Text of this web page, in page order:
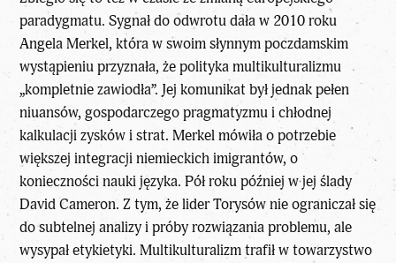
paradygmatu. Sygnał do odwrotu dała w 2010 roku
Angela Merkel, która w swoim słynnym poczdamskim
wystąpieniu przyznała, że polityka multikulturalizmu
„kompletnie zawiodła”. Jej komunikat był jednak pełen
niuansów, gospodarczego pragmatyzmu i chłodnej
kalkulacji zysków i strat. Merkel mówiła o potrzebie
większej integracji niemieckich imigrantów, o
konieczności nauki języka. Pół roku później w jej ślady
David Cameron. Z tym, że lider Torysów nie ograniczał się
do subtelnej analizy i próby rozwiązania problemu, ale
wysypał etykietyki. Multikulturalizm trafił w towarzystwo